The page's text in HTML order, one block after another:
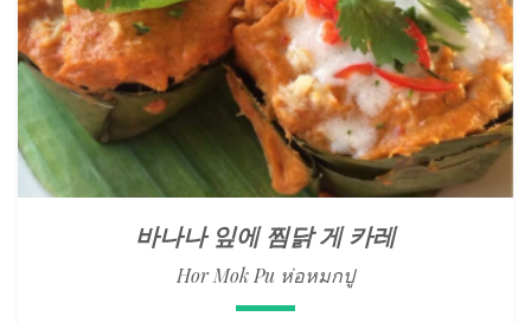
바나나 잎에 찜닭 게 카레
Hor Mok Pu ห่อหมกปู